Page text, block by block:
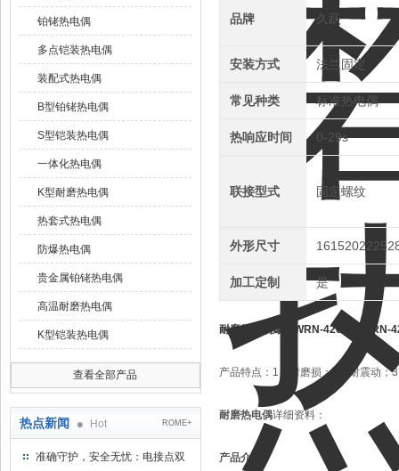
铂铑热电偶
多点铠装热电偶
装配式热电偶
B型铂铑热电偶
S型铠装热电偶
一体化热电偶
K型耐磨热电偶
热套式热电偶
防爆热电偶
贵金属铂铑热电偶
高温耐磨热电偶
K型铠装热电偶
查看全部产品
热点新闻 Hot ROME+
准确守护，安全无忧：电接点双
品牌 久跃
安装方式 法兰固定
常见种类 标准热电偶
热响应时间 0-29s
联接型式 固定螺纹
外形尺寸
加工定制 是
耐磨热电偶爆品WRN-420NM/WRN-
产品特点： 1、耐磨损；2、耐震动；
耐磨热电偶详细资料：
产品介绍：